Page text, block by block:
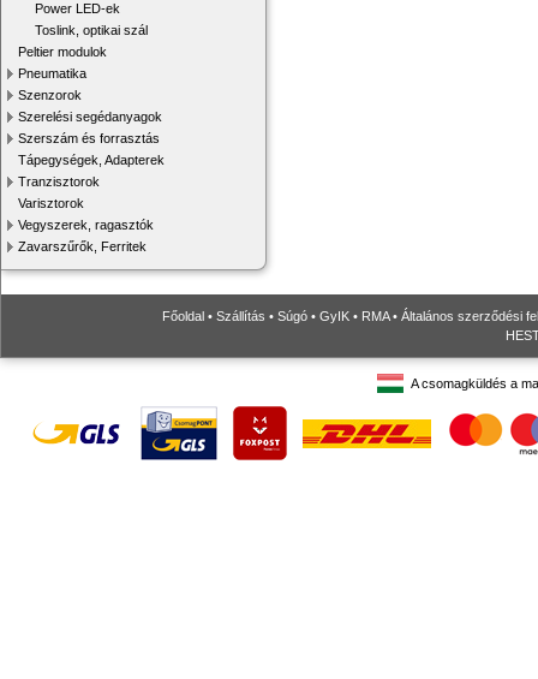
Power LED-ek
Toslink, optikai szál
Peltier modulok
Pneumatika
Szenzorok
Szerelési segédanyagok
Szerszám és forrasztás
Tápegységek, Adapterek
Tranzisztorok
Varisztorok
Vegyszerek, ragasztók
Zavarszűrők, Ferritek
Főoldal • Szállítás • Súgó • GyIK • RMA• Általános szerződési
A csomagküldés a